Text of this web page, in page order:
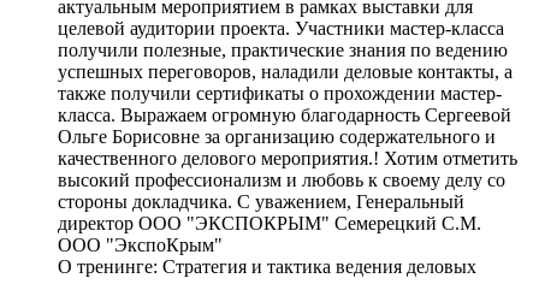
актуальным мероприятием в рамках выставки для
целевой аудитории проекта. Участники мастер-класса
получили полезные, практические знания по ведению
успешных переговоров, наладили деловые контакты, а
также получили сертификаты о прохождении мастер-
класса. Выражаем огромную благодарность Сергеевой
Ольге Борисовне за организацию содержательного и
качественного делового мероприятия.! Хотим отметить
высокий профессионализм и любовь к своему делу со
стороны докладчика. С уважением, Генеральный
директор ООО "ЭКСПОКРЫМ" Семерецкий С.М.
ООО "ЭкспоКрым"
О тренинге: Стратегия и тактика ведения деловых